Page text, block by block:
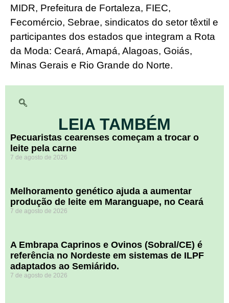
MIDR, Prefeitura de Fortaleza, FIEC,
Fecomércio, Sebrae, sindicatos do setor têxtil e
participantes dos estados que integram a Rota
da Moda: Ceará, Amapá, Alagoas, Goiás,
Minas Gerais e Rio Grande do Norte.
LEIA TAMBÉM
Pecuaristas cearenses começam a trocar o
leite pela carne
7 de agosto de 2026
Melhoramento genético ajuda a aumentar
produção de leite em Maranguape, no Ceará
7 de agosto de 2026
A Embrapa Caprinos e Ovinos (Sobral/CE) é
referência no Nordeste em sistemas de ILPF
adaptados ao Semiárido.
7 de agosto de 2026